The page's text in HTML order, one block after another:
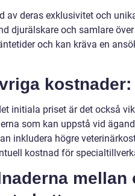
av deras exklusivitet och
djurälskare och samlare
och kan kräva en
kostnader:
initiala priset är det också
som kan uppstå vid
inkludera högre
kostnad för
mellan